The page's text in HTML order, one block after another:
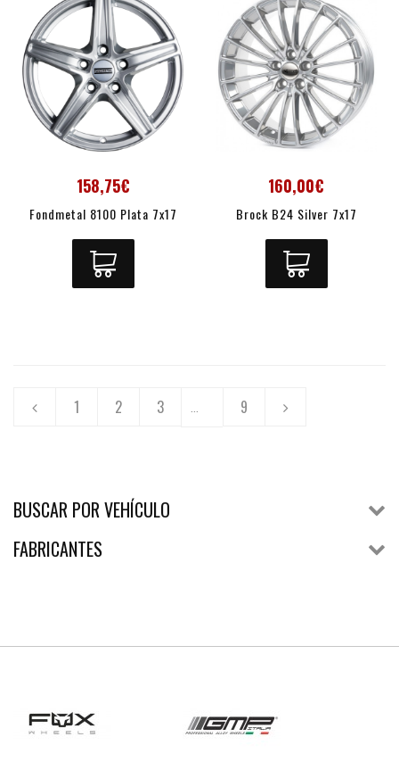
158,75€
Fondmetal 8100 Plata 7x17
160,00€
Brock B24 Silver 7x17
1 2 3 9
BUSCAR POR VEHÍCULO
FABRICANTES